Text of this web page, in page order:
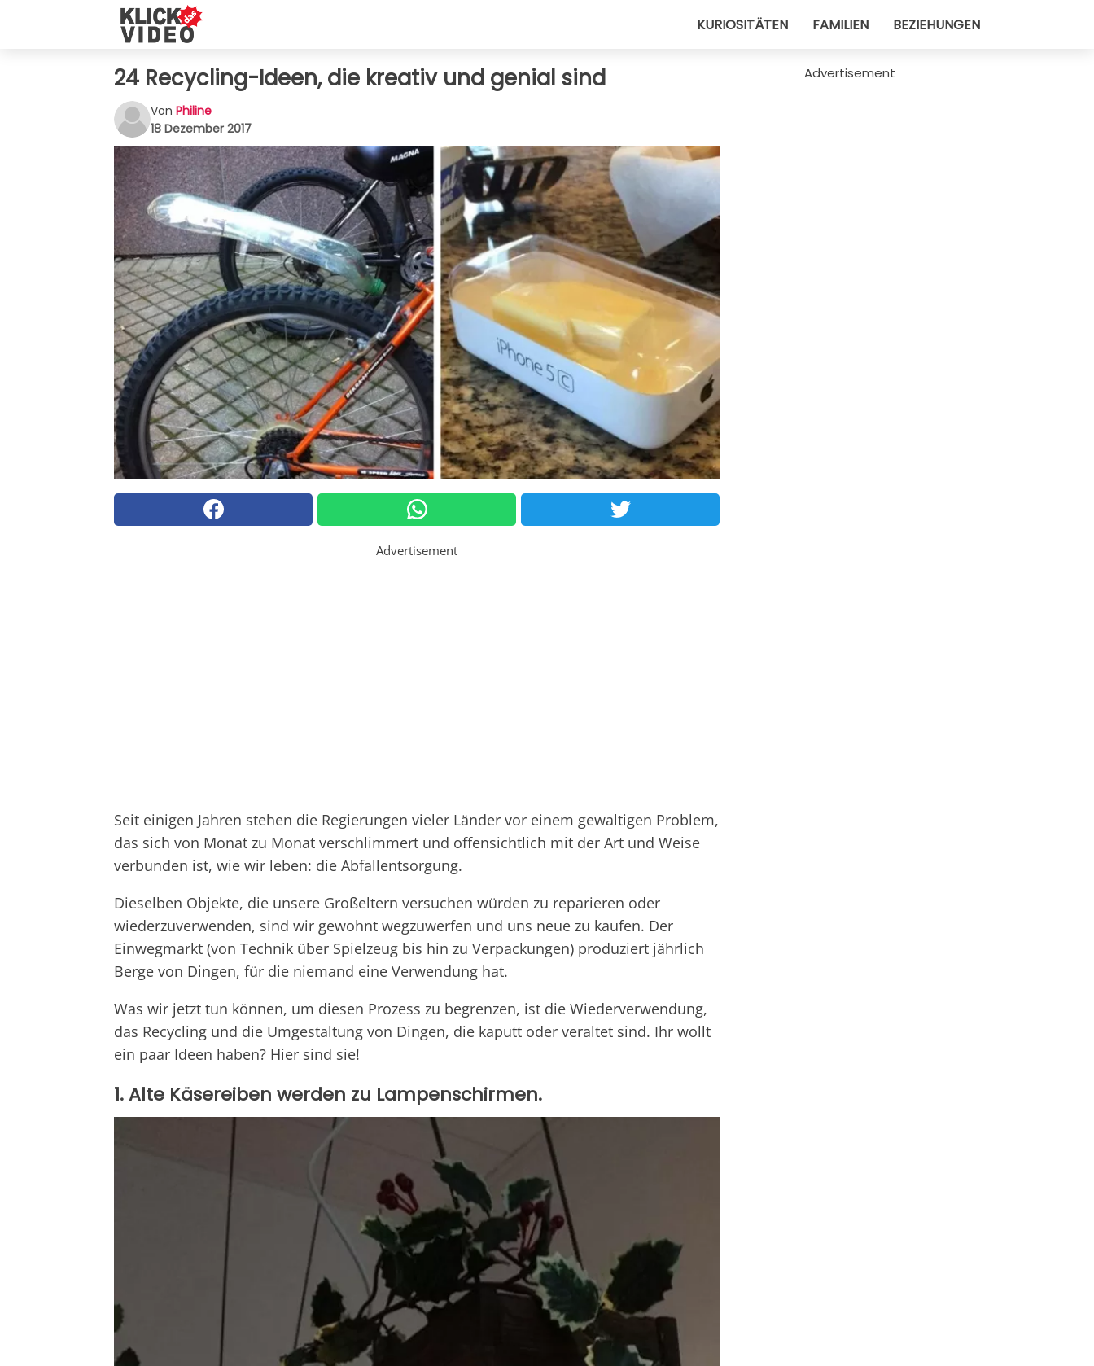
KURIOSITÄTEN FAMILIEN BEZIEHUNGEN
24 Recycling-Ideen, die kreativ und genial sind
Von Philine
18 Dezember 2017
Advertisement
Seit einigen Jahren stehen die Regierungen vieler Länder vor einem gewaltigen Problem,
das sich von Monat zu Monat verschlimmert und offensichtlich mit der Art und Weise
verbunden ist, wie wir leben: die Abfallentsorgung.
Dieselben Objekte, die unsere Großeltern versuchen würden zu reparieren oder
wiederzuverwenden, sind wir gewohnt wegzuwerfen und uns neue zu kaufen. Der
Einwegmarkt (von Technik über Spielzeug bis hin zu Verpackungen) produziert jährlich
Berge von Dingen, für die niemand eine Verwendung hat.
Was wir jetzt tun können, um diesen Prozess zu begrenzen, ist die Wiederverwendung,
das Recycling und die Umgestaltung von Dingen, die kaputt oder veraltet sind. Ihr wollt
ein paar Ideen haben? Hier sind sie!
1. Alte Käsereiben werden zu Lampenschirmen.
Advertisement